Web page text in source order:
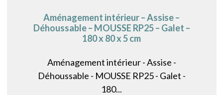
Aménagement intérieur – Assise –
Déhoussable – MOUSSE RP25 – Galet –
180 x 80 x 5 cm
Aménagement intérieur - Assise -
Déhoussable - MOUSSE RP25 - Galet -
180...